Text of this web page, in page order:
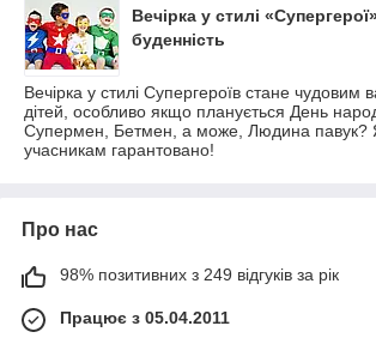
Вечірка у стилі
буденність
Вечірка у стилі Супергероїв стане чудовим
дітей, особливо якщо планується День
Супермен, Бетмен, а може, Людина павук?
учасникам гарантовано!
Про нас
98% позитивних з 249 відгуків за рік
Працює з 05.04.2011